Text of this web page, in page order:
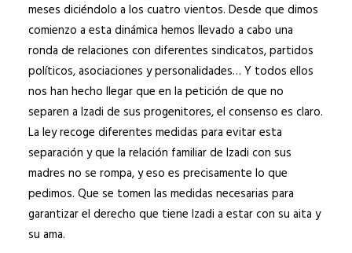
meses diciéndolo a los cuatro vientos. Desde que dimos
comienzo a esta dinámica hemos llevado a cabo una
ronda de relaciones con diferentes sindicatos, partidos
políticos, asociaciones y personalidades… Y todos ellos
nos han hecho llegar que en la petición de que no
separen a Izadi de sus progenitores, el consenso es claro.
La ley recoge diferentes medidas para evitar esta
separación y que la relación familiar de Izadi con sus
madres no se rompa, y eso es precisamente lo que
pedimos. Que se tomen las medidas necesarias para
garantizar el derecho que tiene Izadi a estar con su aita y
su ama.